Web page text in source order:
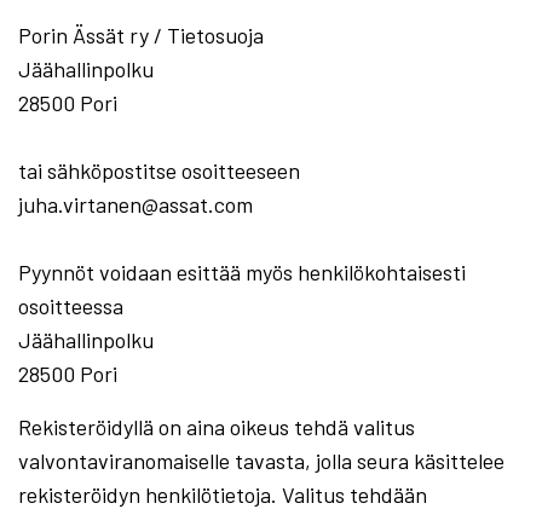
Porin Ässät ry / Tietosuoja
Jäähallinpolku
28500 Pori
tai sähköpostitse osoitteeseen
juha.virtanen@assat.com
Pyynnöt voidaan esittää myös henkilökohtaisesti
osoitteessa
Jäähallinpolku
28500 Pori
Rekisteröidyllä on aina oikeus tehdä valitus
valvontaviranomaiselle tavasta, jolla seura käsittelee
rekisteröidyn henkilötietoja. Valitus tehdään